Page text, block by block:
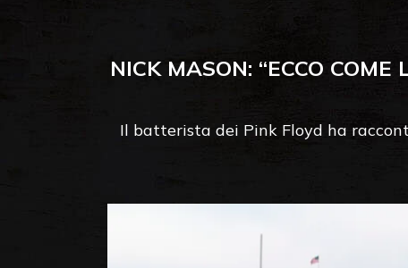
NICK MASON: “ECCO
Il batterista dei Pink Floyd ha